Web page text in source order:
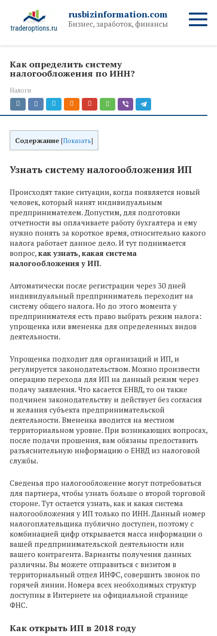
контенту
rusbizinformation.com
Бизнес, заработок, финансы
Как определить систему
налогообложения по ИНН?
Налоги
Содержание [Показать]
Узнать систему налогообложения ИП
Происходят такие ситуации, когда появляется новый
человек, который нанят индивидуальным
предпринимателем. Допустим, для подготовки
отчетности вы оплачиваете работу бухгалтера и ему
нужно понять за короткое время, относительно какого
налога работает данное дело. И тут поднимается
вопрос, как узнать, какая система
налогообложения у ИП.
Автоматически после регистрации через 30 дней
индивидуальный предприниматель переходит на
систему общего налога. Но до этого момента у
предпринимателя есть право выбрать режим налога:
упрощенка или вмененка для определенных видов
деятельности.
Упрощенка подходит для организаций и ИП, и
регулируется законодательством. Можно произвести
операцию перехода для ИП на данный режим через
подачу заявления. Что касается ЕНВД, то он также
подчинен законодательству и действует без согласия
и желания субъекта предпринимательской
деятельности. Вмененка вводится на местном
территориальном уровне. При возникающих вопросах,
после подачи прошения, вам обязаны предоставить
разъяснительную информацию о ЕНВД из налоговой
службы.
Сведенья про налогообложение могут потребоваться
для партнера, чтобы узнать больше о второй торговой
стороне. Тут остается узнать, как и какая система
налогообложения у ИП только по ИНН. Данный номер
налогоплательщика публично доступен, поэтому с
комбинацией цифр открывается масса информации о
вашей предпринимательской деятельности или
вашего контрагента. Варианты получения данных
различны. Вы можете отправиться с визитом в
территориальный отдел ИНФС, совершить звонок по
горячей линии. Номера всех необходимых структур
доступны в Интернете на официальной странице
ФНС.
Как открыть ИП в 2018 году